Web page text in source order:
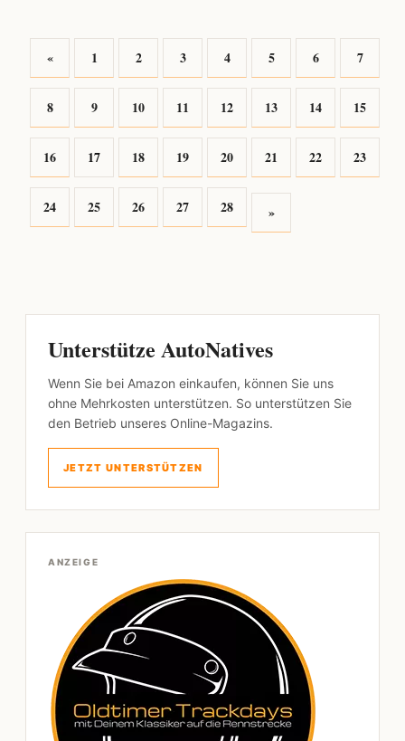
« 1 2 3 4 5 6 7
8 9 10 11 12 13 14 15
16 17 18 19 20 21 22 23
24 25 26 27 28 »
Unterstütze AutoNatives
Wenn Sie bei Amazon einkaufen, können Sie uns
ohne Mehrkosten unterstützen. So unterstützen Sie
den Betrieb unseres Online-Magazins.
JETZT UNTERSTÜTZEN
ANZEIGE